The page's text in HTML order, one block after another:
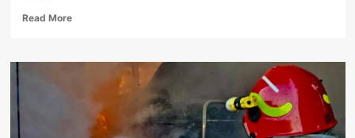
Read MoreRead
Șofer
timișorean